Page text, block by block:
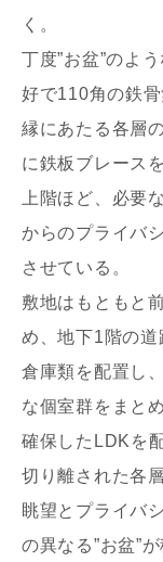
く。
丁度”お盆”のよ
好で110角の鉄
縁にあたる各層
に鉄板ブレース
上階ほど、必要
からのプライバ
させている。
敷地はもともと
め、地下1階の道
倉庫類を配置し
な個室群をまと
確保したLDKを
切り離された各
眺望とプライバ
の異なる”お盆”